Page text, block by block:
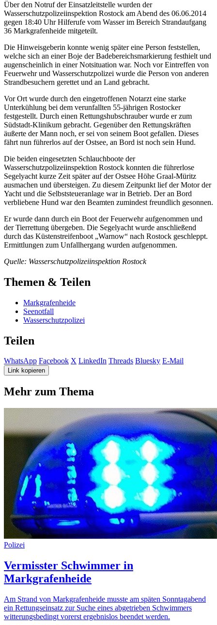
Über den Notruf der Einsatzleitstelle wurden der
Wasserschutzpolizeiinspektion Rostock am Abend des 06.06.2014
gegen 18:40 Uhr Hilferufe vom Wasser im Bereich Strandaufgang
36 Markgrafenheide mitgeteilt.
Die Hinweisgeberin konnte wenig später eine Person feststellen,
welche sich an einer Boje der Badebereichsmarkierung festhielt und
augenscheinlich in einer Notsituation war. Noch vor Eintreffen von
Feuerwehr und Wasserschutzpolizei wurde die Person von anderen
Strandbesuchern gerettet und an Land gebracht.
Vor Ort wurde durch den eingetroffenen Notarzt eine starke
Unterkühlung bei dem verunfallten 55-jährigen Rostocker
festgestellt. Durch einen Rettungshubschrauber wurde er zum
Südstadt-Klinikum gebracht. Gegenüber den Rettungskräften
äußerte der Mann noch, er sei von seinem Boot gefallen. Dieses
fährt nun führerlos auf der Ostsee, an Bord ist noch sein Hund.
Die beiden eingesetzten Schlauchboote der
Wasserschutzpolizeiinspektion Rostock konnten die führerlose
Segelyacht kurze Zeit später auf der Ostsee Höhe Graal-Müritz
ausmachen und übersteigen. Zu diesem Zeitpunkt lief der Motor der
Yacht und die Selbststeueranlage war in Betrieb. Der an Bord
verbliebene Hund war den Beamten zumindest freundlich gesonnen.
Er wurde dann durch ein Boot der Feuerwehr aufgenommen und
der Tierrettung übergeben. Die Segelyacht wurde anschließend
durch das Küstenstreifenboot „Warnow“ nach Rostock geschleppt.
Ermittlungen zum Unfallhergang wurden aufgenommen.
Quelle: Wasserschutzpolizeiinspektion Rostock
Themen & Teilen
Markgrafenheide
Seenotfall
Wasserschutzpolizei
Teilen
WhatsApp Facebook X LinkedIn Threads Bluesky E-Mail
Link kopieren
Mehr zum Thema
Polizei
Vermisster Schwimmer in
Markgrafenheide
Am Strand von Markgrafenheide musste am späten Sonntagabend
ein Rettungseinsatz zur Suche eines abgetrieben Schwimmers
witterungsbedingt vorerst ergebnislos beendet werden.